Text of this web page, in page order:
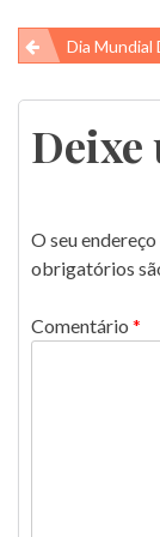
Navegação
de
Post
Dia Mundial De Limpeza De
O seu
obrigatórios
Comentário *